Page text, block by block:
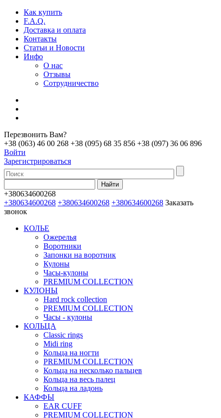
Как купить
F.A.Q.
Доставка и оплата
Контакты
Статьи и Новости
Инфо
О нас
Отзывы
Сотрудничество
Перезвонить Вам?
+38 (063) 46 00 268 +38 (095) 68 35 856 +38 (097) 36 06 896
Войти
Зарегистрироваться
+380634600268
+380634600268 +380634600268 +380634600268 Заказать
звонок
КОЛЬЕ
Ожерелья
Воротники
Запонки на воротник
Кулоны
Часы-кулоны
PREMIUM COLLECTION
КУЛОНЫ
Hard rock collection
PREMIUM COLLECTION
Часы - кулоны
КОЛЬЦА
Classic rings
Midi ring
Кольца на ногти
PREMIUM COLLECTION
Кольца на несколько пальцев
Кольца на весь палец
Кольца на ладонь
КАФФЫ
EAR CUFF
PREMIUM COLLECTION